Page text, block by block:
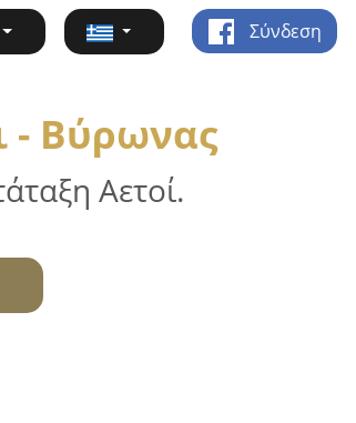
Σύνδεση
- Βύρωνας
Αετοί.